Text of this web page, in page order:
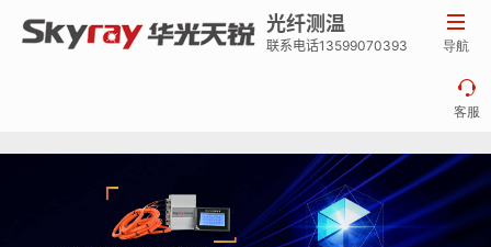
光纤测温
联系电话13599070393

导航

客服